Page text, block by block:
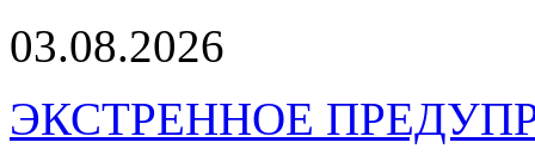
03.08.2026
ЭКСТРЕННОЕ